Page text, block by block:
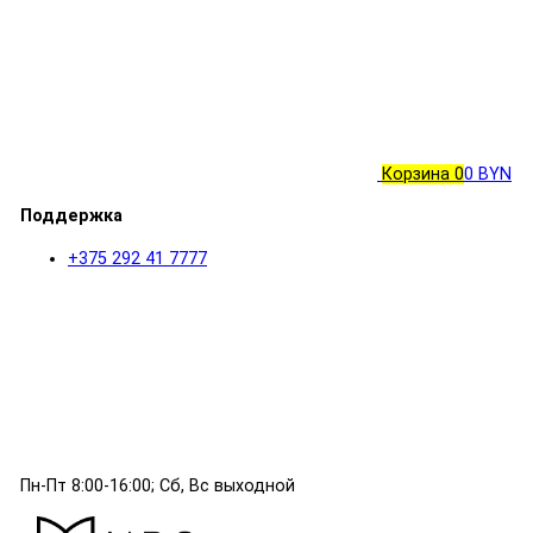
Корзина 00 BYN
Поддержка
+375 292 41 7777
Пн-Пт 8:00-16:00; Сб, Вс выходной